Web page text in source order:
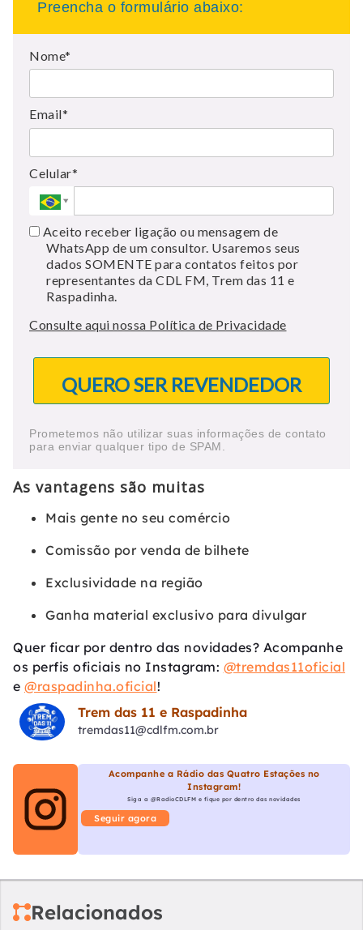
Preencha o formulário abaixo:
Nome*
Email*
Celular*
Aceito receber ligação ou mensagem de
WhatsApp de um consultor. Usaremos seus
dados SOMENTE para contatos feitos por
representantes da CDL FM, Trem das 11 e
Raspadinha.
Consulte aqui nossa Política de Privacidade
QUERO SER REVENDEDOR
Prometemos não utilizar suas informações de contato
para enviar qualquer tipo de SPAM.
As vantagens são muitas
Mais gente no seu comércio
Comissão por venda de bilhete
Exclusividade na região
Ganha material exclusivo para divulgar
Quer ficar por dentro das novidades? Acompanhe
os perfis oficiais no Instagram: @tremdas11oficial
e @raspadinha.oficial!
Trem das 11 e Raspadinha
tremdas11@cdlfm.com.br
Acompanhe a Rádio das Quatro Estações no
Instagram!
Siga a @RadioCDLFM e fique por dentro das novidades
Seguir agora
Relacionados